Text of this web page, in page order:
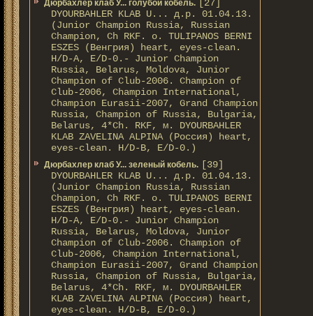
Дюрбахлер клаб У... голубой кобель. [27]
DYOURBAHLER KLAB U... д.р. 01.04.13.
(Junior Champion Russia, Russian
Champion, Ch RKF. о. TULIPANOS BERNI
ESZES (Венгрия) heart, eyes-clean.
H/D-A, E/D-0.- Junior Champion
Russia, Belarus, Moldova, Junior
Champion of Club-2006. Champion of
Club-2006, Champion International,
Champion Eurasii-2007, Grand Champion
Russia, Champion of Russia, Bulgaria,
Belarus, 4*Ch. RKF, м. DYOURBAHLER
KLAB ZAVELINA ALPINA (Россия) heart,
eyes-clean. H/D-В, E/D-0.)
Дюрбахлер клаб У... зеленый кобель. [39]
DYOURBAHLER KLAB U... д.р. 01.04.13.
(Junior Champion Russia, Russian
Champion, Ch RKF. о. TULIPANOS BERNI
ESZES (Венгрия) heart, eyes-clean.
H/D-A, E/D-0.- Junior Champion
Russia, Belarus, Moldova, Junior
Champion of Club-2006. Champion of
Club-2006, Champion International,
Champion Eurasii-2007, Grand Champion
Russia, Champion of Russia, Bulgaria,
Belarus, 4*Ch. RKF, м. DYOURBAHLER
KLAB ZAVELINA ALPINA (Россия) heart,
eyes-clean. H/D-В, E/D-0.)